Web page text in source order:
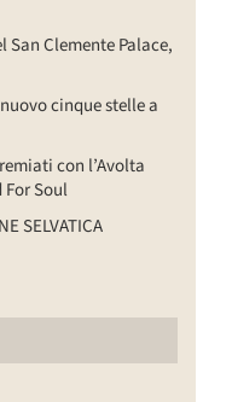
San Clemente Palace,
cinque stelle a
con l’Avolta
Soul
SELVATICA